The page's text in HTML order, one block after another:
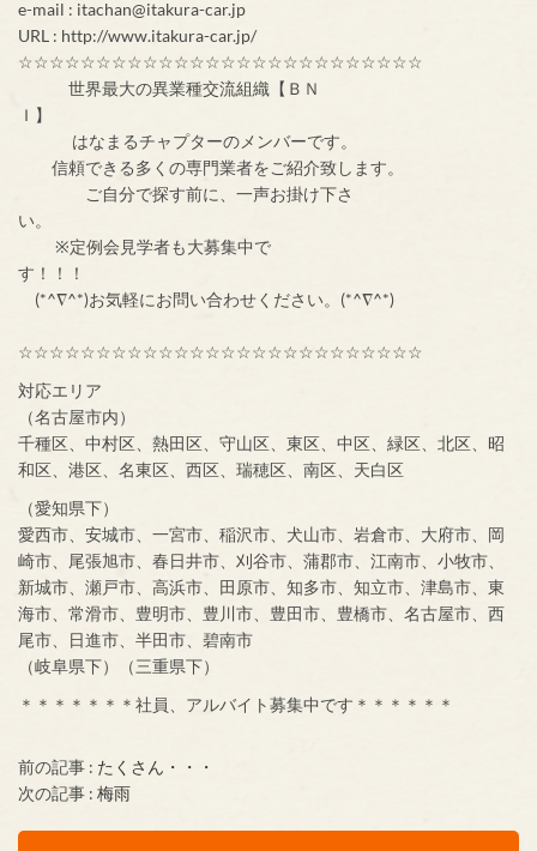
e-mail : itachan@itakura-car.jp
URL : http://www.itakura-car.jp/
☆☆☆☆☆☆☆☆☆☆☆☆☆☆☆☆☆☆☆☆☆☆☆☆☆☆
世界最大の異業種交流組織【ＢＮ
Ｉ】
はなまるチャプターのメンバーです。
信頼できる多くの専門業者をご紹介致します。
ご自分で探す前に、一声お掛け下さ
い。
※定例会見学者も大募集中で
す！！！
(*^∇^*)お気軽にお問い合わせください。(*^∇^*)
☆☆☆☆☆☆☆☆☆☆☆☆☆☆☆☆☆☆☆☆☆☆☆☆☆☆
対応エリア
（名古屋市内）
千種区、中村区、熱田区、守山区、東区、中区、緑区、北区、昭
和区、港区、名東区、西区、瑞穂区、南区、天白区
（愛知県下）
愛西市、安城市、一宮市、稲沢市、犬山市、岩倉市、大府市、岡
崎市、尾張旭市、春日井市、刈谷市、蒲郡市、江南市、小牧市、
新城市、瀬戸市、高浜市、田原市、知多市、知立市、津島市、東
海市、常滑市、豊明市、豊川市、豊田市、豊橋市、名古屋市、西
尾市、日進市、半田市、碧南市
（岐阜県下）（三重県下）
＊＊＊＊＊＊＊社員、アルバイト募集中です＊＊＊＊＊＊
前の記事 : たくさん・・・
次の記事 : 梅雨